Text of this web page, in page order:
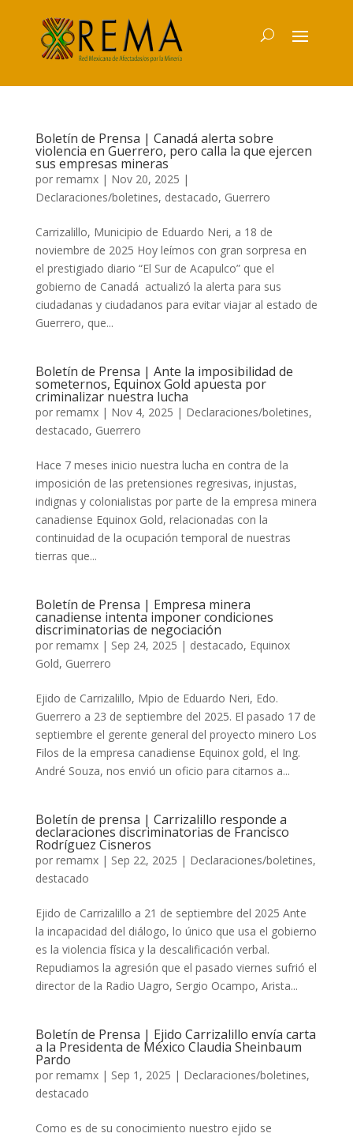
Boletín de Prensa | Canadá alerta sobre
violencia en Guerrero, pero calla la que ejercen
sus empresas mineras
por remamx| Nov 20, 2025 |
Declaraciones/boletines, destacado, Guerrero
Carrizalillo, Municipio de Eduardo Neri, a 18 de
noviembre de 2025 Hoy leímos con gran sorpresa en
el prestigiado diario “El Sur de Acapulco” que el
gobierno de Canadá actualizó la alerta para sus
ciudadanas y ciudadanos para evitar viajar al estado de
Guerrero, que...
Boletín de Prensa | Ante la imposibilidad de
someternos, Equinox Gold apuesta por
criminalizar nuestra lucha
por remamx| Nov 4, 2025 | Declaraciones/boletines,
destacado, Guerrero
Hace 7 meses inicio nuestra lucha en contra de la
imposición de las pretensiones regresivas, injustas,
indignas y colonialistas por parte de la empresa minera
canadiense Equinox Gold, relacionadas con la
continuidad de la ocupación temporal de nuestras
tierras que...
Boletín de Prensa | Empresa minera
canadiense intenta imponer condiciones
discriminatorias de negociación
por remamx| Sep 24, 2025 | destacado, Equinox
Gold, Guerrero
Ejido de Carrizalillo, Mpio de Eduardo Neri, Edo.
Guerrero a 23 de septiembre del 2025. El pasado 17 de
septiembre el gerente general del proyecto minero Los
Filos de la empresa canadiense Equinox gold, el Ing.
André Souza, nos envió un oficio para citarnos a...
Boletín de prensa | Carrizalillo responde a
declaraciones discriminatorias de Francisco
Rodríguez Cisneros
por remamx| Sep 22, 2025 | Declaraciones/boletines,
destacado
Ejido de Carrizalillo a 21 de septiembre del 2025 Ante
la incapacidad del diálogo, lo único que usa el gobierno
es la violencia física y la descalificación verbal.
Repudiamos la agresión que el pasado viernes sufrió el
director de la Radio Uagro, Sergio Ocampo, Arista...
Boletín de Prensa | Ejido Carrizalillo envía carta
a la Presidenta de México Claudia Sheinbaum
Pardo
por remamx| Sep 1, 2025 | Declaraciones/boletines,
destacado
Como es de su conocimiento nuestro ejido se